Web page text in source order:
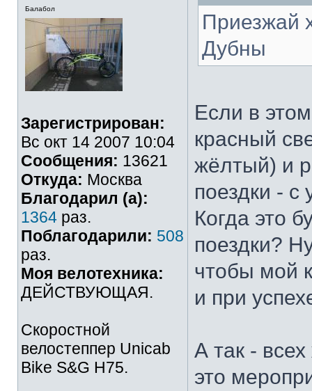
Балабол
Зарегистрирован:
Вс окт 14 2007 10:04
Сообщения: 13621
Откуда: Москва
Благодарил (а):
1364 раз.
Поблагодарили: 508
раз.
Моя велотехника:
ДЕЙСТВУЮЩАЯ.
Скоростной
велостеппер Unicab
Bike S&G Н75.
Приезжай
Дубны
Если в
красный
жёлтый) и
поездки - с
Когда это
поездки?
чтобы мой
и при
А так -
это